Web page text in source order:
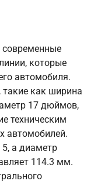
современные
которые
автомобиля.
как ширина
17 дюймов,
техническим
автомобилей.
5, а диаметр
114.3 мм.